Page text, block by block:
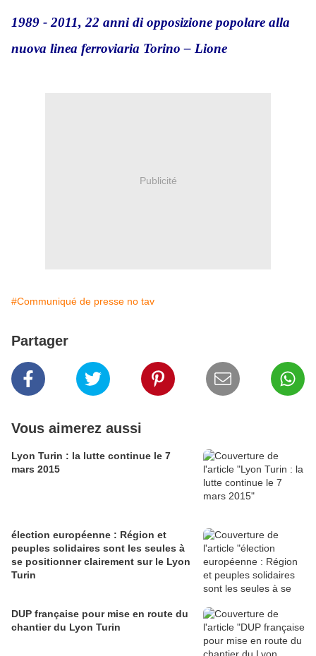
1989 - 2011, 22 anni di opposizione popolare alla
nuova linea ferroviaria Torino – Lione
Publicité
#Communiqué de presse no tav
Partager
Vous aimerez aussi
Lyon Turin : la lutte continue le 7
mars 2015
élection européenne : Région et
peuples solidaires sont les seules à
se positionner clairement sur le Lyon
Turin
DUP française pour mise en route du
chantier du Lyon Turin